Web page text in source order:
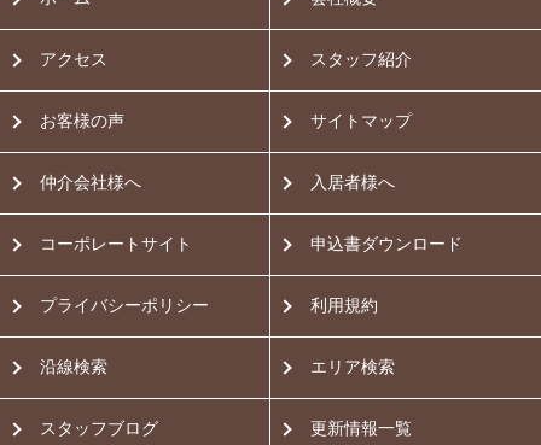
アクセス スタッフ紹介
お客様の声 サイトマップ
仲介会社様へ 入居者様へ
コーポレートサイト 申込書ダウンロード
プライバシーポリシー 利用規約
沿線検索 エリア検索
スタッフブログ 更新情報一覧